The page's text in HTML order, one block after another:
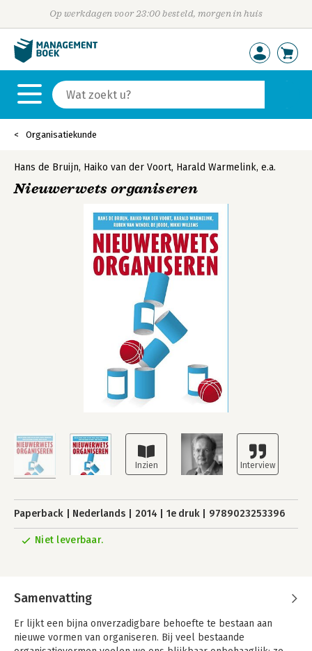
Op werkdagen voor 23:00 besteld, morgen in huis
Organisatiekunde
Hans de Bruijn, Haiko van der Voort, Harald Warmelink, e.a.
Nieuwerwets organiseren
Paperback Nederlands 2014 1e druk 9789023253396
Niet leverbaar.
Samenvatting
Er lijkt een bijna onverzadigbare behoefte te bestaan aan
nieuwe vormen van organiseren. Bij veel bestaande